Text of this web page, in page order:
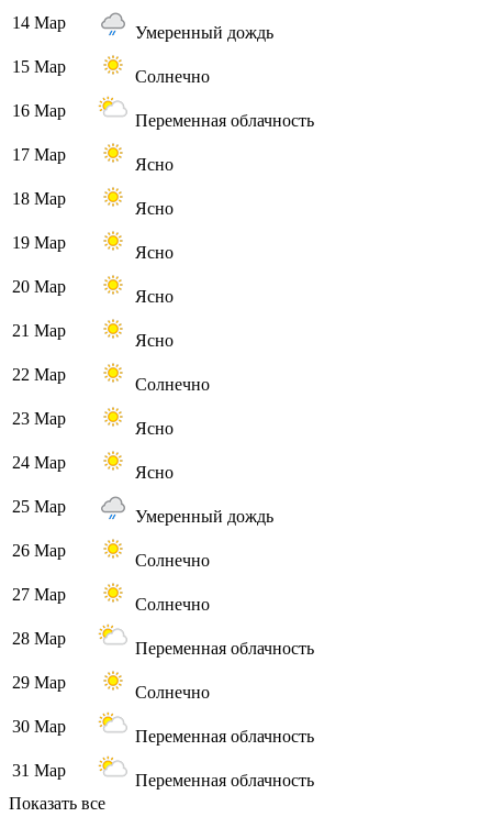
14 Мар
Умеренный дождь
15 Мар
Солнечно
16 Мар
Переменная облачность
17 Мар
Ясно
18 Мар
Ясно
19 Мар
Ясно
20 Мар
Ясно
21 Мар
Ясно
22 Мар
Солнечно
23 Мар
Ясно
24 Мар
Ясно
25 Мар
Умеренный дождь
26 Мар
Солнечно
27 Мар
Солнечно
28 Мар
Переменная облачность
29 Мар
Солнечно
30 Мар
Переменная облачность
31 Мар
Переменная облачность
Показать все